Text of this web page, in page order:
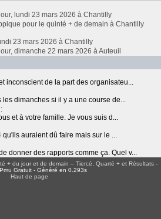
lundi 23 mars 2026 à Chantilly
pour le quinté + de demain à Chantilly
23 mars 2026 à Chantilly
dimanche 22 mars 2026 à Auteuil
inconscient de la part des organisateu...
dimanches si il y a une course de...
et à votre famille. Je vous suis d...
auraient dû faire mais sur le ...
donner des rapports comme ça. Quel v...
+ du jour et de demain – Tiercé, Quarté + et Résultats -
Gratuit - Généré en 0.293s
Haut de page